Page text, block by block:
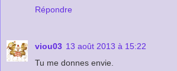
Répondre
viou03 13 août 2013 à 15:22
Tu me donnes envie.